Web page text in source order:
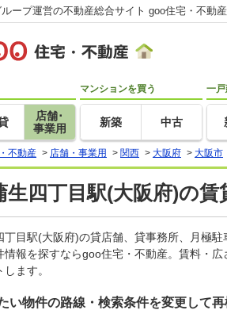
ループ運営の不動産総合サイト goo住宅・不動産
店舗･
事業用
マンションを買う
新築 中古
一戸
不動産 > 店舗・事業用 > 関西 > 大阪府 > 大阪市
生四丁目駅(大阪府)の
丁目駅(大阪府)の貸店舗、貸事務所、月極
情報を探すならgoo住宅・不動産。賃料・
ます。
い物件の路線・検索条件を変更して